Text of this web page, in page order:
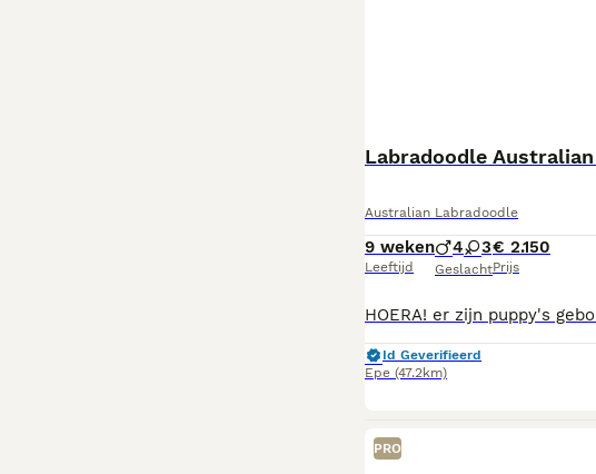
Australian Labradoodle
9 weken
Leeftijd
4 3
Geslacht
€ 2.150
Prijs
Id Geverifieerd
Epe (47.2km)
PRO